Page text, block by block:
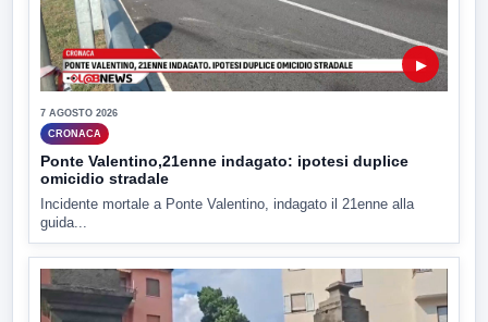
▶
7 AGOSTO 2026
CRONACA
Ponte Valentino,21enne indagato: ipotesi duplice
omicidio stradale
Incidente mortale a Ponte Valentino, indagato il 21enne alla
guida...